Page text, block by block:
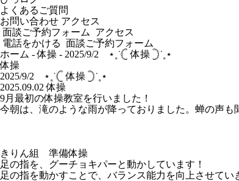
よくあるご質問
お問い合わせ アクセス
面談ご予約フォーム
アクセス
電話をかける 面談ご予約フォーム
ホーム -体操 - 2025/9/2 ‪⋆˳˙𓊆 体操 𓊇˙˳⋆
体操
2025/9/2 ‪⋆˳˙𓊆 体操 𓊇˙˳⋆
2025.09.02 体操
9月最初の体操教室を行いました！
今朝は、滝のような雨が降っておりました。蝉の声
きりん組 準備体操
足の指を、グーチョキパーと動かしています！
足の指を動かすことで、バランス能力を向上させてい